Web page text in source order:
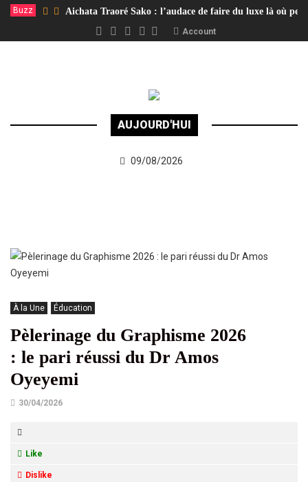
Buzz Aichata Traoré Sako : l’audace de faire du luxe là où
Account
AUJOURD'HUI
09/08/2026
À la Une Éducation
Pèlerinage du Graphisme 2026
: le pari réussi du Dr Amos
Oyeyemi
30/04/2026
Like
Dislike